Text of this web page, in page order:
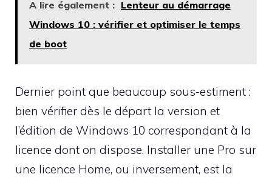
A lire également : Lenteur au démarrage
Windows 10 : vérifier et optimiser le temps
de boot
Dernier point que beaucoup sous-estiment :
bien vérifier dès le départ la version et
l’édition de Windows 10 correspondant à la
licence dont on dispose. Installer une Pro sur
une licence Home, ou inversement, est la